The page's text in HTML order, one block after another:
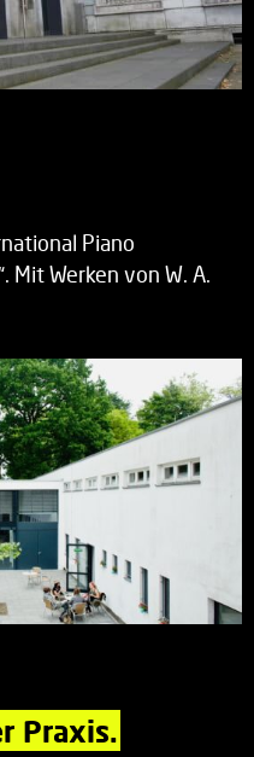
Piano
Mit Werken von W. A.
Praxis.